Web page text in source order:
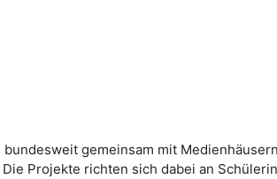
gemeinsam mit
Projekte richten sich dabei an